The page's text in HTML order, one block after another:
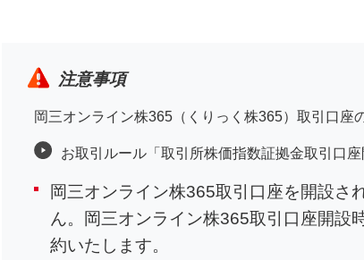
注意事項
岡三オンライン株365（くりっく株365）取引口座
お取引ルール「取引所株価指数証拠金取引口座
岡三オンライン株365取引口座を開設さ
ん。岡三オンライン株365取引口座開設
約いたします。